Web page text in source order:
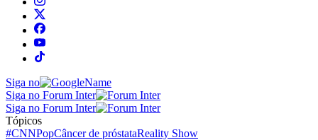
Siga no
Siga no Forum Inter
Siga no Forum Inter
Tópicos
#CNNPopCâncer de próstataReality Show